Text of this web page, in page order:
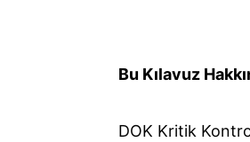
Bu Kılavuz
DOK Kritik